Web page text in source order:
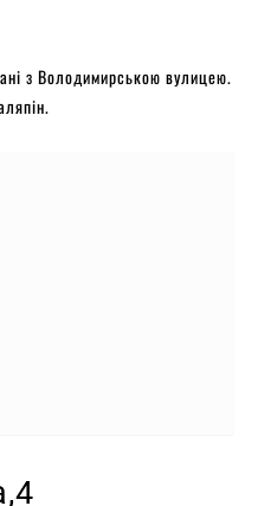
з Володимирською вулицею.